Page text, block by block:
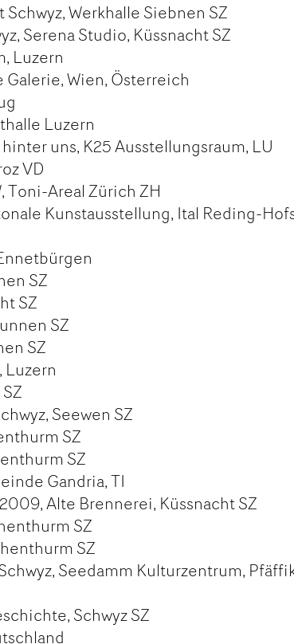
Werkhalle Siebnen SZ
Serena Studio, Küssnacht SZ
Luzern
Wien, Österreich
Luzern
uns, K25 Ausstellungsraum, LU
VD
Toni-Areal Zürich ZH
Kunstausstellung, Ital Reding-
SZ
SZ
SZ
SZ
Luzern
Seewen SZ
SZ
SZ
Gandria, TI
Alte Brennerei, Küssnacht SZ
SZ
SZ
Seedamm Kulturzentrum,
Schwyz SZ